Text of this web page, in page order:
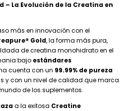
– La Evolución de la Creatina en
más en innovación con el
Gold, la forma más pura,
de creatina monohidrato en el
bajo estándares
cuenta con un 99.99% de pureza
y con un nivel de calidad que marca
de los suplementos.
a la exitosa Creatine